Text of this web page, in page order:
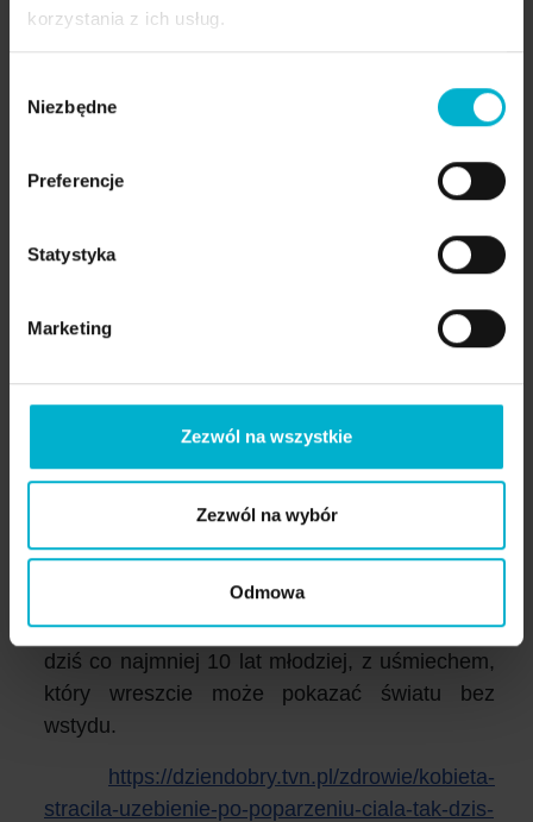
korzystania z ich usług.
zgody
Niezbędne
Preferencje
Statystyka
Marketing
Zezwól na wszystkie
Zezwól na wybór
Odmowa
Cała procedura trwała zaledwie 3 godziny, a
już tego samego dnia Monika opuściła klinikę z
nowym, tymczasowym uśmiechem.
W efekcie końcowym Monika nie tylko
odzyskała zdrowie jamy ustnej – ale wygląda
dziś co najmniej 10 lat młodziej, z uśmiechem,
który wreszcie może pokazać światu bez
wstydu.
https://dziendobry.tvn.pl/zdrowie/kobieta-
stracila-uzebienie-po-poparzeniu-ciala-tak-dzis-